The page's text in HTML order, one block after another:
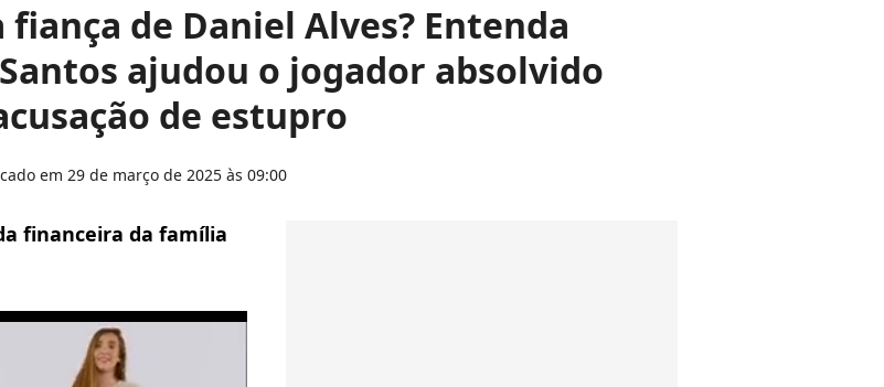
de Daniel Alves? Entenda
ajudou o jogador absolvido
de estupro
em 29 de março de 2025 às 09:00
financeira da família